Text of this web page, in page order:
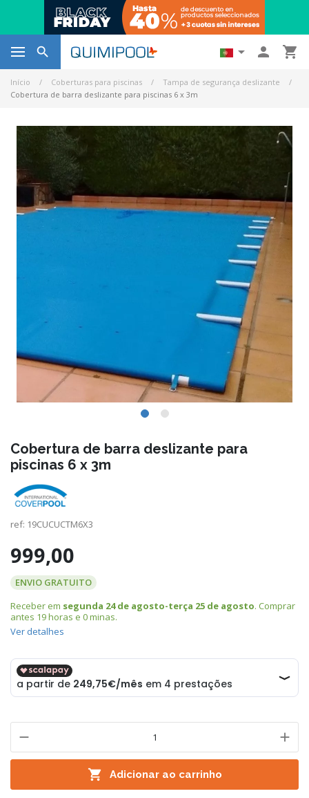
   
Início Coberturas para piscinas
Tampa de segurança deslizante
Cobertura de barra deslizante para piscinas 6 x 3m
Cobertura de barra deslizante para
piscinas 6 x 3m
ref: 19CUCUCTM6X3
999,00
ENVIO GRATUITO
Receber em segunda 24 de agosto-terça 25 de agosto. Comprar
antes 19 horas e 0 minas.
Ver detalhes
 Adicionar ao carrinho